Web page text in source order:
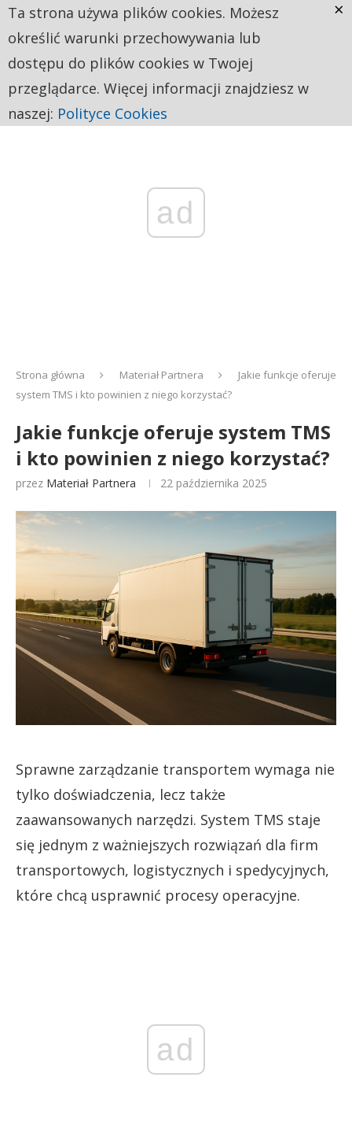
ad
Strona główna Materiał Partnera
Jakie funkcje oferuje
system TMS i kto powinien z niego korzystać?
Jakie funkcje oferuje system TMS
i kto powinien z niego korzystać?
przez Materiał Partnera 22 października 2025
Sprawne zarządzanie transportem wymaga nie
tylko doświadczenia, lecz także
zaawansowanych narzędzi. System TMS staje
się jednym z ważniejszych rozwiązań dla firm
transportowych, logistycznych i spedycyjnych,
które chcą usprawnić procesy operacyjne.
ad
Ta strona używa plików cookies. Możesz
określić warunki przechowywania lub
dostępu do plików cookies w Twojej
przeglądarce. Więcej informacji znajdziesz w
naszej: Polityce Cookies
×